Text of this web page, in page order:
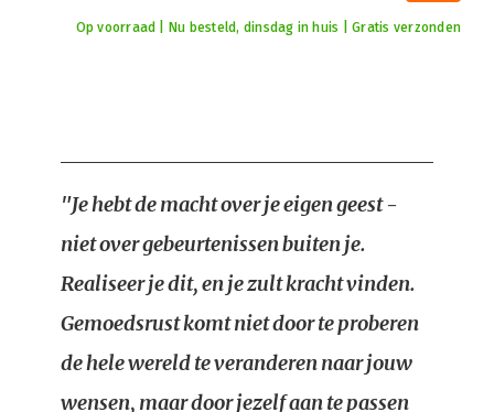
Op voorraad | Nu besteld, dinsdag in huis | Gratis verzonden
"Je hebt de macht over je eigen geest -
niet over gebeurtenissen buiten je.
Realiseer je dit, en je zult kracht vinden.
Gemoedsrust komt niet door te proberen
de hele wereld te veranderen naar jouw
wensen, maar door jezelf aan te passen